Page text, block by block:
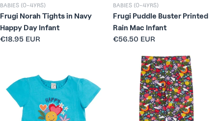
BABIES (0-4YRS)
Frugi Norah Tights in Navy
Happy Day Infant
Precio
€18.95 EUR
BABIES (0-4YRS)
Frugi Puddle Buster Printed
Rain Mac Infant
Precio
€56.50 EUR